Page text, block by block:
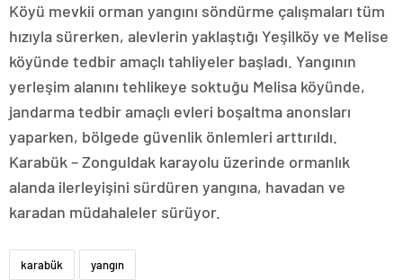
Köyü mevkii orman yangını söndürme çalışmaları tüm
hızıyla sürerken, alevlerin yaklaştığı Yeşilköy ve Melise
köyünde tedbir amaçlı tahliyeler başladı. Yangının
yerleşim alanını tehlikeye soktuğu Melisa köyünde,
jandarma tedbir amaçlı evleri boşaltma anonsları
yaparken, bölgede güvenlik önlemleri arttırıldı.
Karabük – Zonguldak karayolu üzerinde ormanlık
alanda ilerleyişini sürdüren yangına, havadan ve
karadan müdahaleler sürüyor.
karabük yangın